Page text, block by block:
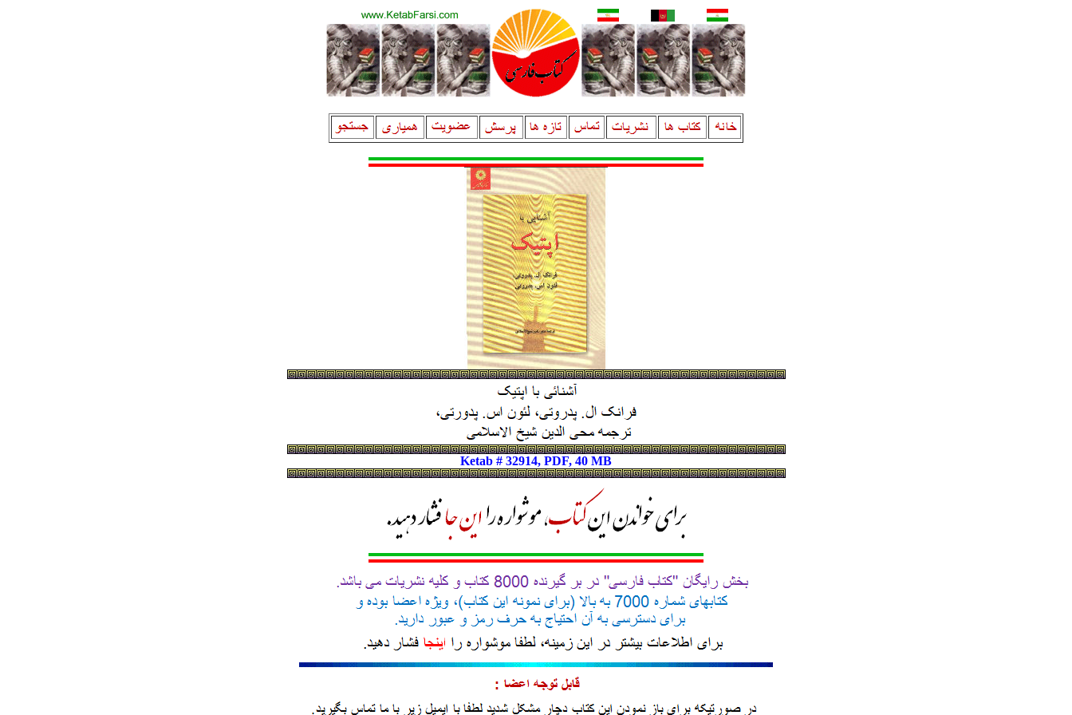
Ketab # 32914, PDF, 40 MB